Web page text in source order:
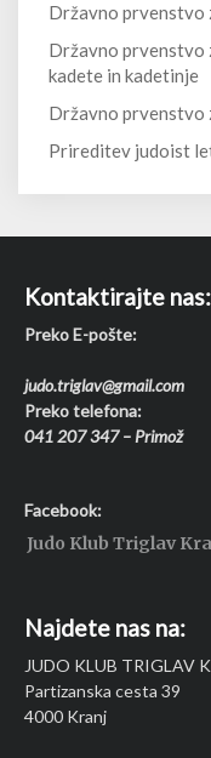
Državno prvenstvo
Državno prvenstvo
kadete in kadetinje
Državno prvenstvo
Prireditev judoist
Kontaktirajte nas:
Preko E-pošte:
judo.triglav@gmail.com
Preko telefona:
041 207 347 – Primož
Facebook:
Judo Klub Triglav
Najdete nas na:
JUDO KLUB TRIGLAV
Partizanska cesta 39
4000 Kranj